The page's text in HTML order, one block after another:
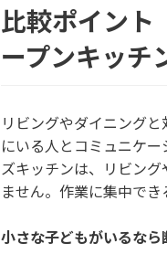
比較ポイント
ープンキッチ
リビングやダイニング
にいる人とコミュニケ
ズキッチンは、リビン
ません。作業に集中でき
小さな子どもがいるなら